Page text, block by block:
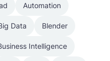
Automation
Data Blender
Intelligence